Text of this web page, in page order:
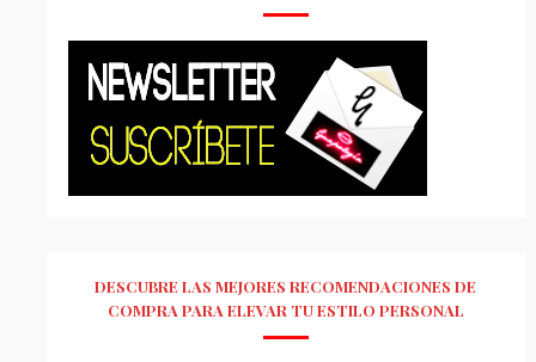
DESCUBRE LAS MEJORES RECOMENDACIONES DE
COMPRA PARA ELEVAR TU ESTILO PERSONAL